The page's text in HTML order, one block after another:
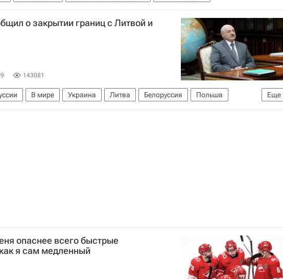
о закрытии границ с Литвой и
143081
Еще
В мире Украина Литва Белоруссия
Польша
Светлана Тихановская
опаснее всего быстрые
я сам медленный